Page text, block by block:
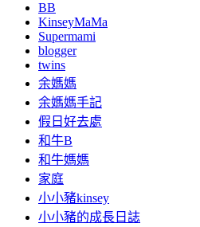
BB
KinseyMaMa
Supermami
blogger
twins
余媽媽
余媽媽手記
假日好去處
和牛B
和牛媽媽
家庭
小小豬kinsey
小小豬的成長日誌